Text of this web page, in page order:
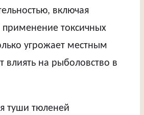
включая
применение токсичных
угрожает местным
на рыболовство в
туши тюленей